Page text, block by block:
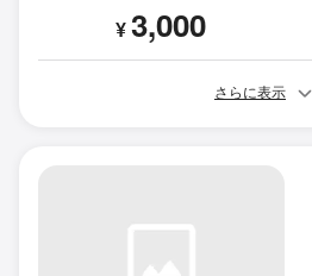
¥3,000
さらに表示